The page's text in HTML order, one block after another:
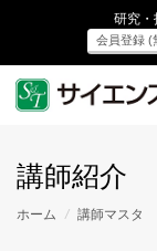
研究・
会員登録 (
講師紹介
ホーム / 講師マスタ